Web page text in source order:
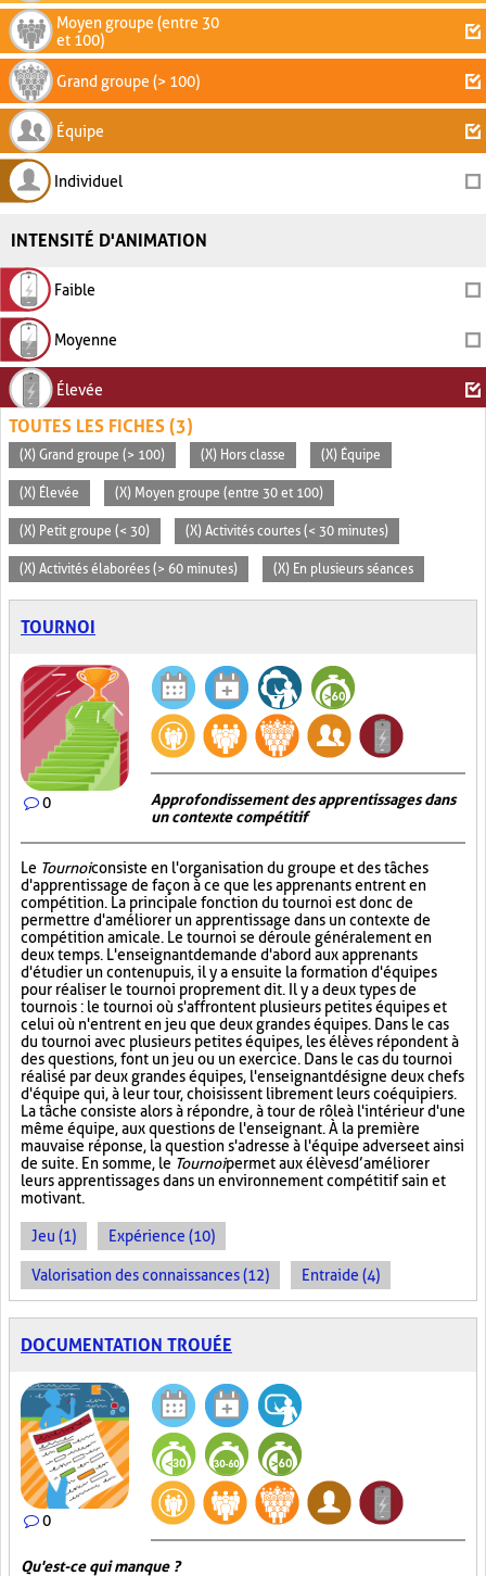
Moyen groupe (entre 30
et 100)
Grand groupe (> 100)
Équipe
Individuel
INTENSITÉ D'ANIMATION
Faible
Moyenne
Élevée
TOUTES LES FICHES (3)
(X) Grand groupe (> 100) (X) Hors classe (X) Équipe
(X) Élevée (X) Moyen groupe (entre 30 et 100)
(X) Petit groupe (< 30) (X) Activités courtes (< 30 minutes)
(X) Activités élaborées (> 60 minutes) (X) En plusieurs séances
TOURNOI
0
Approfondissement des apprentissages dans
un contexte compétitif
Le Tournoiconsiste en l'organisation du groupe et des tâches
d'apprentissage de façon à ce que les apprenants entrent en
compétition. La principale fonction du tournoi est donc de
permettre d'améliorer un apprentissage dans un contexte de
compétition amicale. Le tournoi se déroule généralement en
deux temps. L'enseignant demande d'abord aux apprenants
d'étudier un contenu puis, il y a ensuite la formation d'équipes
pour réaliser le tournoi proprement dit. Il y a deux types de
tournois : le tournoi où s'affrontent plusieurs petites équipes et
celui où n'entrent en jeu que deux grandes équipes. Dans le cas
du tournoi avec plusieurs petites équipes, les élèves répondent à
des questions, font un jeu ou un exercice. Dans le cas du tournoi
réalisé par deux grandes équipes, l'enseignant désigne deux chefs
d'équipe qui, à leur tour, choisissent librement leurs coéquipiers.
La tâche consiste alors à répondre, à tour de rôle à l'intérieur d'une
même équipe, aux questions de l'enseignant. À la première
mauvaise réponse, la question s'adresse à l'équipe adverse et ainsi
de suite. En somme, le Tournoipermet aux élèves d’améliorer
leurs apprentissages dans un environnement compétitif sain et
motivant.
Jeu (1) Expérience (10)
Valorisation des connaissances (12) Entraide (4)
DOCUMENTATION TROUÉE
0
Qu'est-ce qui manque ?